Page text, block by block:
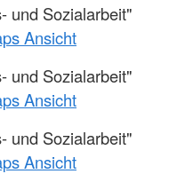
und Sozialarbeit"
Ansicht
und Sozialarbeit"
Ansicht
und Sozialarbeit"
Ansicht